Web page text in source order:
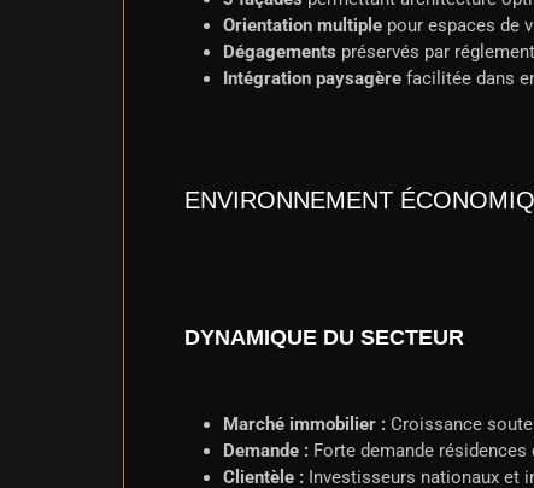
Orientation multiple pour espaces de
Dégagements préservés par
Intégration paysagère facilitée dans
ENVIRONNEMENT
DYNAMIQUE DU SECTEUR
Marché immobilier : Croissance
Demande : Forte demande résidences
Clientèle : Investisseurs nationaux et